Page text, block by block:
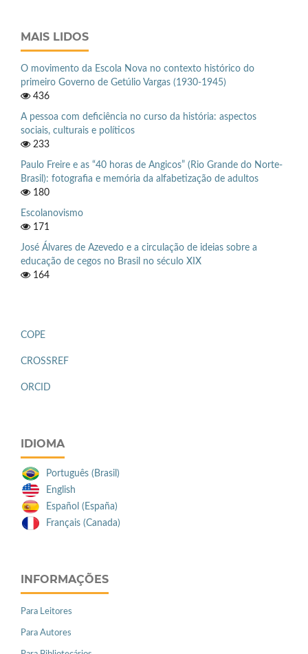
MAIS LIDOS
O movimento da Escola Nova no contexto histórico do
primeiro Governo de Getúlio Vargas (1930-1945)
436
A pessoa com deficiência no curso da história: aspectos
sociais, culturais e políticos
233
Paulo Freire e as “40 horas de Angicos” (Rio Grande do Norte-
Brasil): fotografia e memória da alfabetização de adultos
180
Escolanovismo
171
José Álvares de Azevedo e a circulação de ideias sobre a
educação de cegos no Brasil no século XIX
164
COPE
CROSSREF
ORCID
IDIOMA
Português (Brasil)
English
Español (España)
Français (Canada)
INFORMAÇÕES
Para Leitores
Para Autores